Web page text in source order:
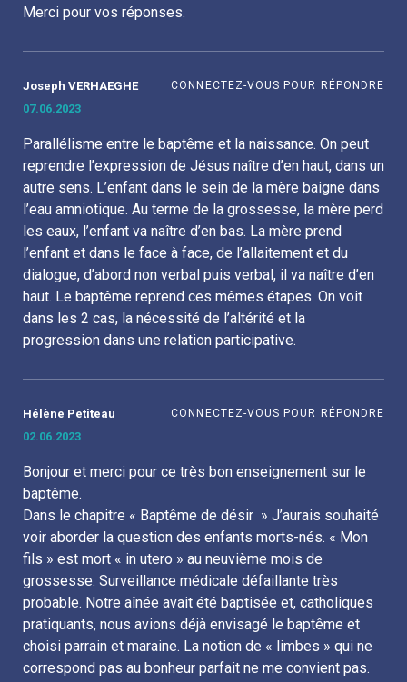
Merci pour vos réponses.
Joseph VERHAEGHE
07.06.2023
Parallélisme entre le baptême et la naissance. On peut
reprendre l’expression de Jésus naître d’en haut, dans un
autre sens. L’enfant dans le sein de la mère baigne dans
l’eau amniotique. Au terme de la grossesse, la mère perd
les eaux, l’enfant va naître d’en bas. La mère prend
l’enfant et dans le face à face, de l’allaitement et du
dialogue, d’abord non verbal puis verbal, il va naître d’en
haut. Le baptême reprend ces mêmes étapes. On voit
dans les 2 cas, la nécessité de l’altérité et la
progression dans une relation participative.
CONNECTEZ-VOUS POUR RÉPONDRE
Hélène Petiteau
02.06.2023
Bonjour et merci pour ce très bon enseignement sur le
baptême.
Dans le chapitre « Baptême de désir » J’aurais souhaité
voir aborder la question des enfants morts-nés. « Mon
fils » est mort « in utero » au neuvième mois de
grossesse. Surveillance médicale défaillante très
probable. Notre aînée avait été baptisée et, catholiques
pratiquants, nous avions déjà envisagé le baptême et
choisi parrain et maraine. La notion de « limbes » qui ne
correspond pas au bonheur parfait ne me convient pas.
CONNECTEZ-VOUS POUR RÉPONDRE